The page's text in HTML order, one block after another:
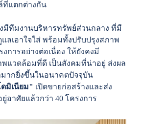
ที่แตกต่างกัน
มีทีมงานบริหารทรัพย์ส่วนกลาง ที่มี
ลเอาใจใส่ พร้อมทั้งปรับปรุงสภาพ
การอย่างต่อเนื่อง ให้ยังคงมี
แวดล้อมที่ดี เป็นสังคมที่น่าอยู่ ส่งผล
ากยิ่งขึ้นในอนาคตปัจจุบัน
มิเนียม" เปิดขายก่อสร้างและส่ง
อาศัยแล้วกว่า 40 โครงการ